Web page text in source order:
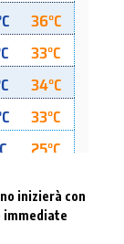
inizierà con
immediate